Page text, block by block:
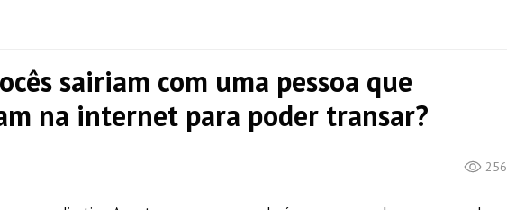
sairiam com uma pessoa que
na internet para poder transar?
256